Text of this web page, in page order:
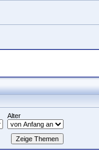
Alter